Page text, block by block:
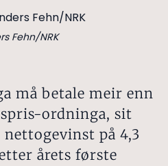
Fehn/NRK
må betale meir enn
ordninga, sit
på 4,3
årets første